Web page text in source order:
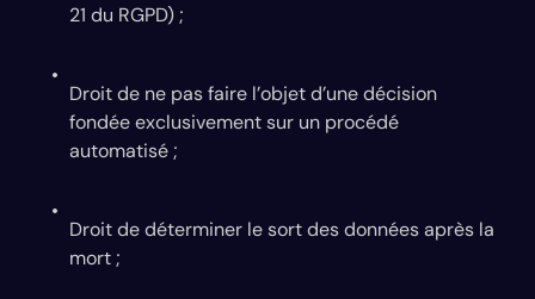
21 du RGPD) ;
Droit de ne pas faire l’objet d’une décision
fondée exclusivement sur un procédé
automatisé ;
Droit de déterminer le sort des données après la
mort ;